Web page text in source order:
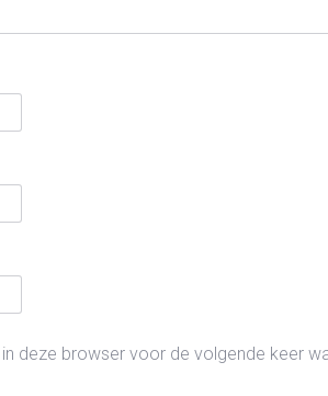
deze browser voor de volgende keer